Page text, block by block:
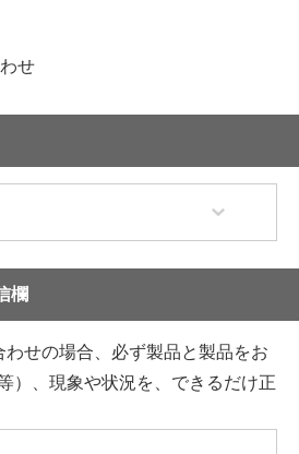
せ
欄
せの場合、必ず製品と製品をお
）、現象や状況を、できるだけ正